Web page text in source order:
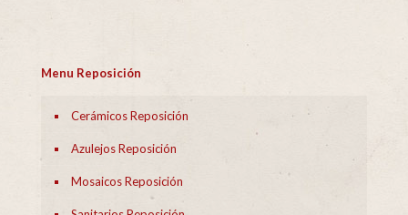
Menu Reposición
Cerámicos Reposición
Azulejos Reposición
Mosaicos Reposición